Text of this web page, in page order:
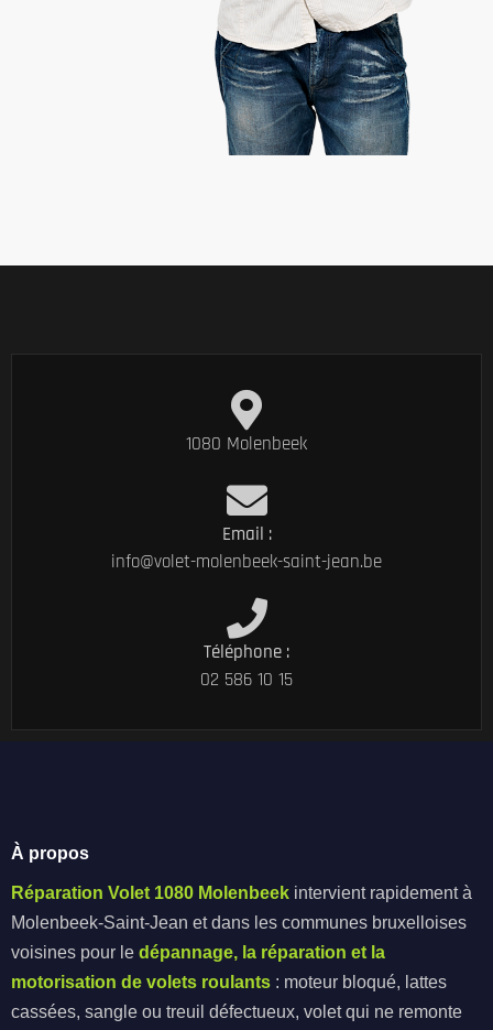
1080 Molenbeek
Email :
info@volet-molenbeek-saint-jean.be
Téléphone :
02 586 10 15
À propos
Réparation Volet 1080 Molenbeek intervient rapidement à
Molenbeek-Saint-Jean et dans les communes bruxelloises
voisines pour le dépannage, la réparation et la
motorisation de volets roulants : moteur bloqué, lattes
cassées, sangle ou treuil défectueux, volet qui ne remonte